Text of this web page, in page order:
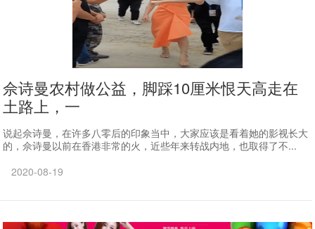
佘诗曼农村做公益，脚踩10厘米恨天高走在
土路上，一
说起佘诗曼，在许多八零后的印象当中，大家应该是看着她的影视长大
的，佘诗曼以前在香港非常的火，近些年来转战内地，也取得了不...
2020-08-19